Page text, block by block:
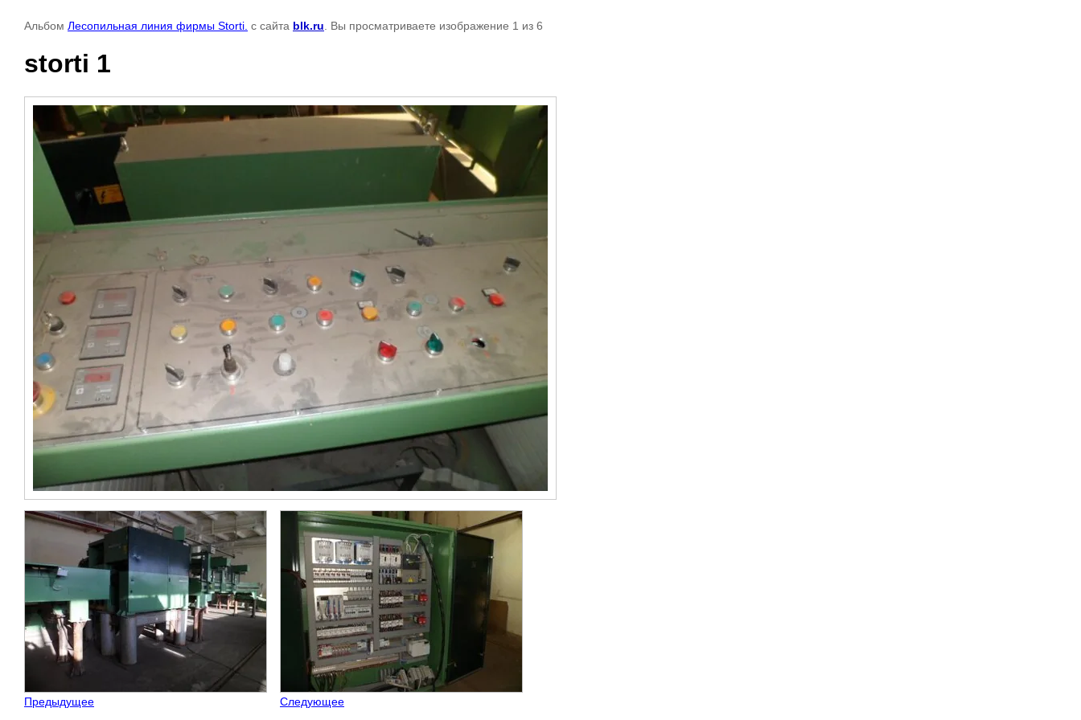
Альбом Лесопильная линия фирмы Storti. с сайта blk.ru . Вы просматриваете изображение 1 из 6
storti 1
Предыдущее Следующее